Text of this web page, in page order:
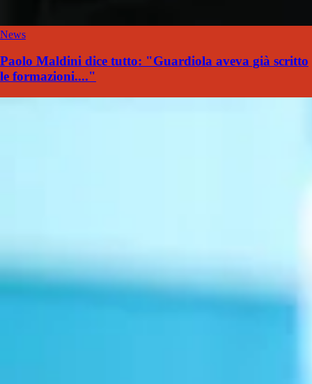
News
Paolo Maldini dice tutto: "Guardiola aveva già scritto
le formazioni...."